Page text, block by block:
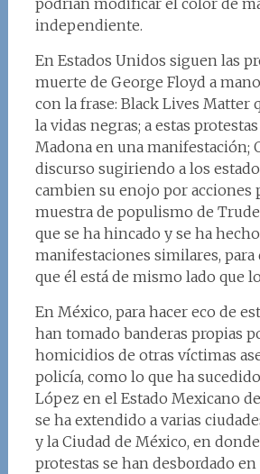
podrían modificar el color de
independiente.
En Estados Unidos siguen las
muerte de George Floyd a
con la frase: Black Lives Matter
la vidas negras; a estas
Madona en una manifestación;
discurso sugiriendo a los
cambien su enojo por acciones
muestra de populismo de
que se ha hincado y se ha
manifestaciones similares, para
que él está de mismo lado que
En México, para hacer eco de
han tomado banderas propias
homicidios de otras víctimas
policía, como lo que ha
López en el Estado Mexicano
se ha extendido a varias
y la Ciudad de México, en
protestas se han desbordado